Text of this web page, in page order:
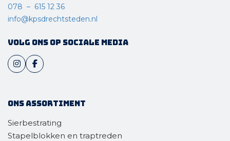
078 – 615 12 36
info@kpsdrechtsteden.nl
Volg ons op sociale media
Ons assortiment
Sierbestrating
Stapelblokken en traptreden